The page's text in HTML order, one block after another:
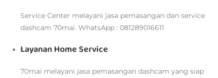
Service Center melayani jasa pemasangan dan service
dashcam 70mai. WhatsApp : 081289016611
Layanan Home Service
70mai melayani jasa pemasangan dashcam yang siap